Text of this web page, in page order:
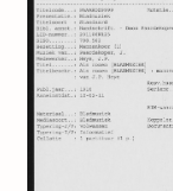
nieuws
events